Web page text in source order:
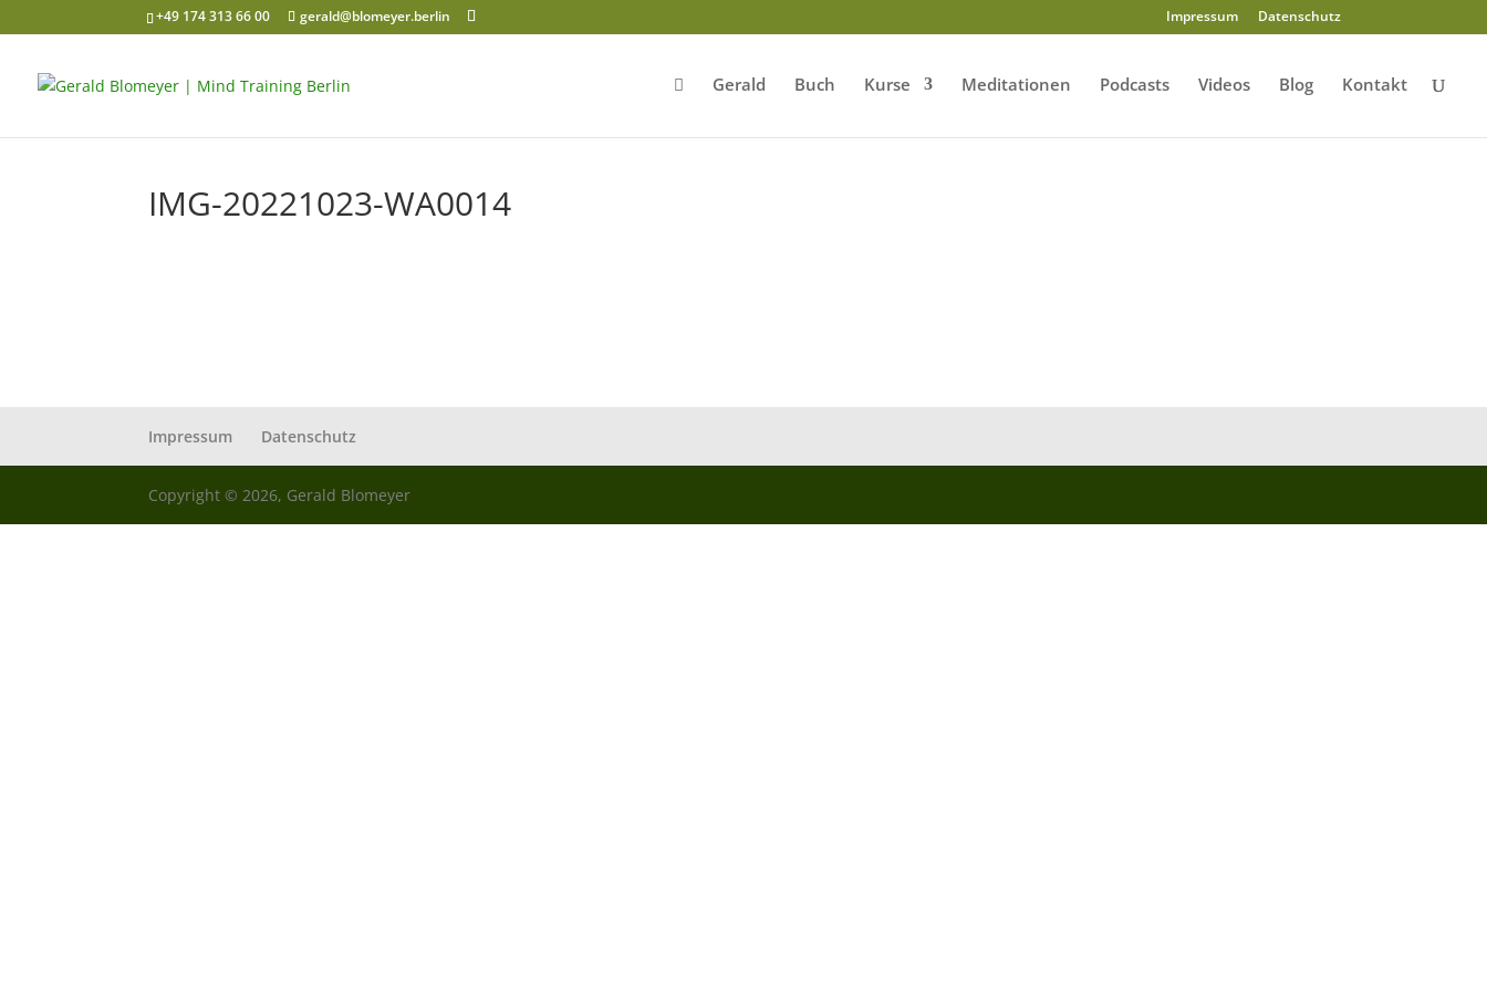
+49 174 313 66 00 gerald@blomeyer.berlin Impressum Datenschutz
Gerald Buch Kurse Meditationen Podcasts Videos Blog Kontakt
IMG-20221023-WA0014
Impressum Datenschutz
Copyright © 2026, Gerald Blomeyer